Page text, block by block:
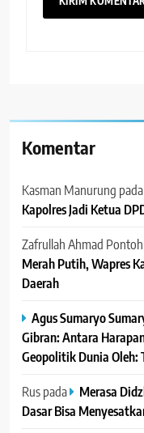
Komentar
Kasman Manurung pada
Kapolres Jadi Ketua
Zafrullah Ahmad Pontoh
Merah Putih, Wapres
Daerah
Agus Sumaryo
Gibran: Antara
Geopolitik Dunia Oleh:
Ruspada
Merasa
Dasar Bisa